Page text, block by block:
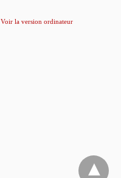
Voir la version ordinateur